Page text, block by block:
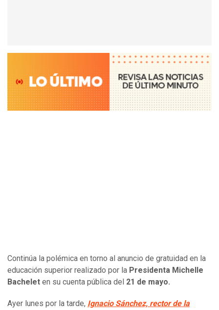
Continúa la polémica en torno al anuncio de gratuidad en la
educación superior realizado por la Presidenta Michelle
Bachelet en su cuenta pública del 21 de mayo.
Ayer lunes por la tarde, Ignacio Sánchez, rector de la